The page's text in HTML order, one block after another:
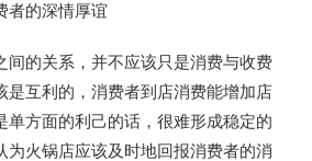
者的深情厚谊
间的关系，并不应该只是消费与收费
是互利的，消费者到店消费能增加店
单方面的利己的话，很难形成稳定的
为火锅店应该及时地回报消费者的消